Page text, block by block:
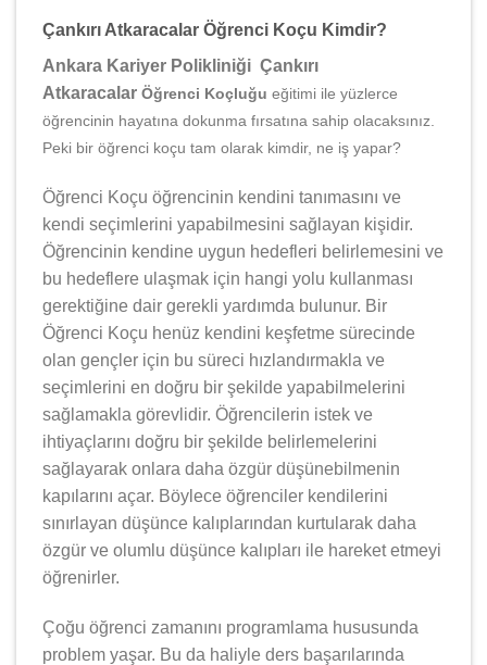
Çankırı Atkaracalar Öğrenci Koçu Kimdir?
Ankara Kariyer Polikliniği Çankırı
Atkaracalar Öğrenci Koçluğu eğitimi ile yüzlerce
öğrencinin hayatına dokunma fırsatına sahip olacaksınız.
Peki bir öğrenci koçu tam olarak kimdir, ne iş yapar?
Öğrenci Koçu öğrencinin kendini tanımasını ve
kendi seçimlerini yapabilmesini sağlayan kişidir.
Öğrencinin kendine uygun hedefleri belirlemesini ve
bu hedeflere ulaşmak için hangi yolu kullanması
gerektiğine dair gerekli yardımda bulunur. Bir
Öğrenci Koçu henüz kendini keşfetme sürecinde
olan gençler için bu süreci hızlandırmakla ve
seçimlerini en doğru bir şekilde yapabilmelerini
sağlamakla görevlidir. Öğrencilerin istek ve
ihtiyaçlarını doğru bir şekilde belirlemelerini
sağlayarak onlara daha özgür düşünebilmenin
kapılarını açar. Böylece öğrenciler kendilerini
sınırlayan düşünce kalıplarından kurtularak daha
özgür ve olumlu düşünce kalıpları ile hareket etmeyi
öğrenirler.
Çoğu öğrenci zamanını programlama hususunda
problem yaşar. Bu da haliyle ders başarılarında